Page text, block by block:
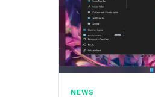
NEWS